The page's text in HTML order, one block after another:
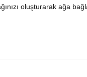
oluşturarak ağa